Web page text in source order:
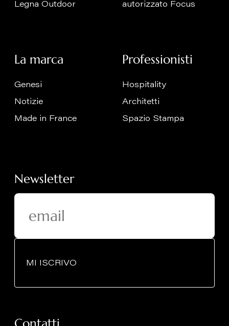
Legna Outdoor
autorizzato Focus
La marca
Genesi
Notizie
Made in France
Professionisti
Hospitality
Architetti
Spazio Stampa
Newsletter
MI ISCRIVO